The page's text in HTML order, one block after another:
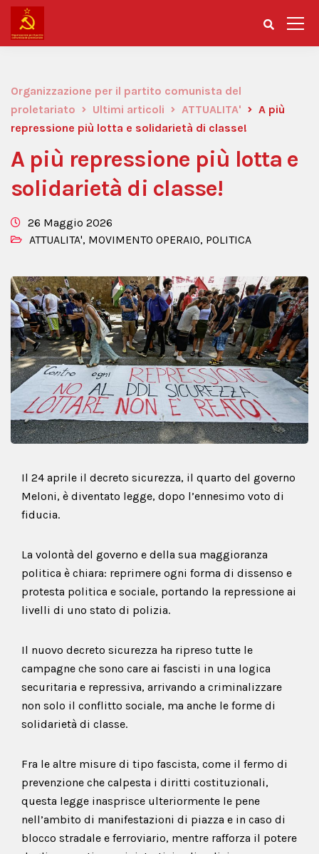
Organizzazione per il partito comunista del
proletariato
Ultimi articoli ATTUALITA'
A più
repressione più lotta e solidarietà di classe!
A più repressione più lotta e
solidarietà di classe!
26 Maggio 2026
ATTUALITA', MOVIMENTO OPERAIO, POLITICA
Il 24 aprile il decreto sicurezza, il quarto del governo
Meloni, è diventato legge, dopo l’ennesimo voto di
fiducia.
La volontà del governo e della sua maggioranza
politica è chiara: reprimere ogni forma di dissenso e
protesta politica e sociale, portando la repressione ai
livelli di uno stato di polizia.
Il nuovo decreto sicurezza ha ripreso tutte le
campagne che sono care ai fascisti in una logica
securitaria e repressiva, arrivando a criminalizzare
non solo il conflitto sociale, ma anche le forme di
solidarietà di classe.
Fra le altre misure di tipo fascista, come il fermo di
prevenzione che calpesta i diritti costituzionali,
questa legge inasprisce ulteriormente le pene
nell’ambito di manifestazioni di piazza e in caso di
blocco stradale e ferroviario, mentre rafforza il potere